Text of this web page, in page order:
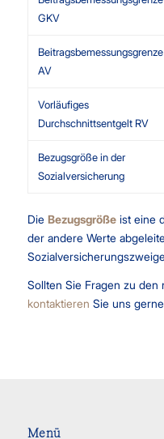
GKV
Beitragsbemessungsgrenze
AV
Vorläufiges
Durchschnittsentgelt RV
Bezugsgröße in der
Sozialversicherung
Die Bezugsgrößeist eine
der andere Werte
Sollten Sie Fragen zu den
kontaktieren Sie uns
Menü